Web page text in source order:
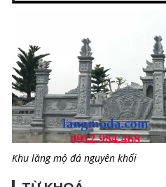
Khu lăng mộ đá nguyên khối